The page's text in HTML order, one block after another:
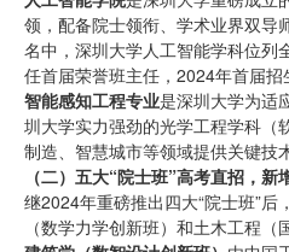
领，配备院士领衔、学术业界双导
名中，深圳大学人工智能学科位列
任首届荣誉班主任，2024年首届
智能感知工程专业是深圳大学为适
圳大学实力强劲的光学工程学科（
制造、智慧城市等领域提供关键技
（二）五大“院士班”高考直招，
继2024年重磅推出四大“院士班”
（数学力学创新班）和土木工程